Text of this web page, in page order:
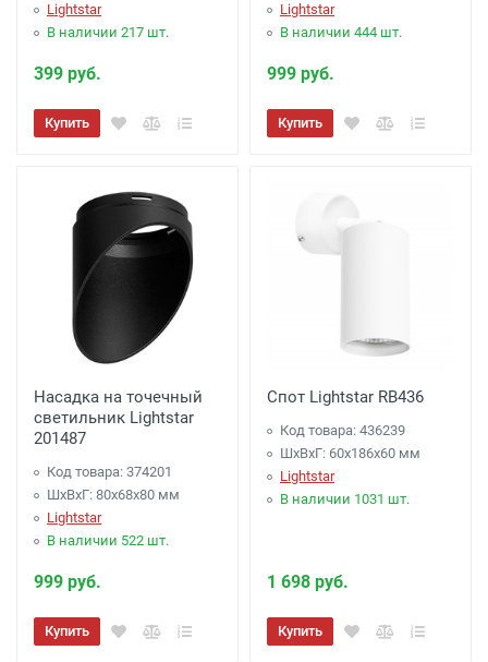
Lightstar
В наличии 217 шт.
399 руб.
Купить
Lightstar
В наличии 444 шт.
999 руб.
Купить
Насадка на точечный
светильник Lightstar
201487
Код товара: 374201
ШхВхГ: 80x68x80 мм
Lightstar
В наличии 522 шт.
999 руб.
Купить
Спот Lightstar RB436
Код товара: 436239
ШхВхГ: 60x186x60 мм
Lightstar
В наличии 1031 шт.
1 698 руб.
Купить